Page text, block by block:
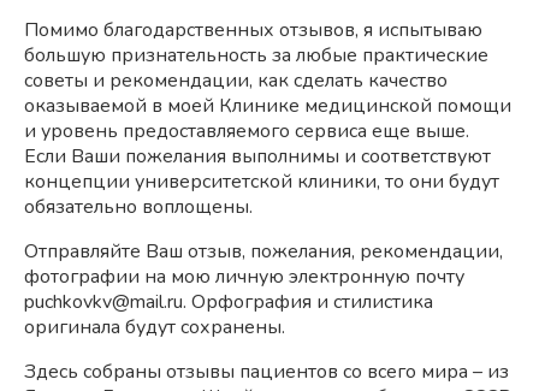
Помимо благодарственных отзывов, я испытываю
большую признательность за любые практические
советы и рекомендации, как сделать качество
оказываемой в моей Клинике медицинской помощи
и уровень предоставляемого сервиса еще выше.
Если Ваши пожелания выполнимы и соответствуют
концепции университетской клиники, то они будут
обязательно воплощены.
Отправляйте Ваш отзыв, пожелания, рекомендации,
фотографии на мою личную электронную почту
puchkovkv@mail.ru. Орфография и стилистика
оригинала будут сохранены.
Здесь собраны отзывы пациентов со всего мира – из